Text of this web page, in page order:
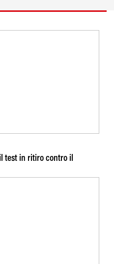
test in ritiro contro il